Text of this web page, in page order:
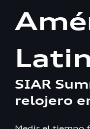
SIAR
relojero